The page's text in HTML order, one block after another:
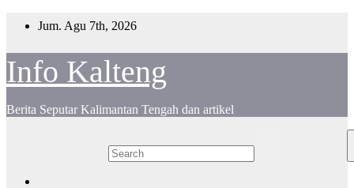
Jum. Agu 7th, 2026
Info Kalteng
Berita Seputar Kalimantan Tengah dan artikel